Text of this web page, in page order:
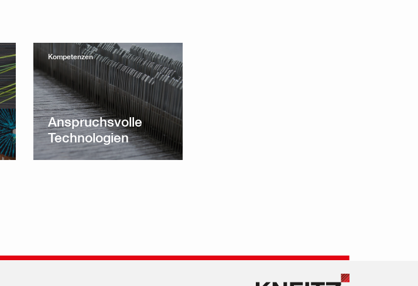
Kompetenzen
Anspruchsvolle
Technologien